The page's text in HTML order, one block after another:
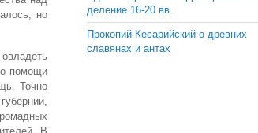
но
о помощи
Точно
деление 16-20 вв.
Прокопий Кесарийский о древних
славянах и антах